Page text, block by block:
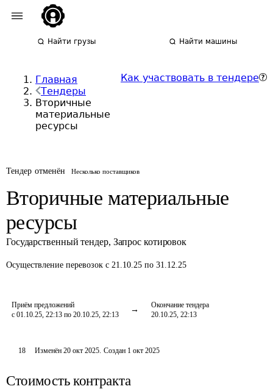
Найти грузы Найти машины
Главная
Тендеры
Вторичные
материальные
ресурсы
Как участвовать в тендере
Тендер отменён Несколько поставщиков
Вторичные материальные
ресурсы
Государственный тендер, Запрос котировок
Осуществление перевозок с 21.10.25 по 31.12.25
Приём предложений
с 01.10.25, 22:13 по 20.10.25, 22:13
Окончание тендера
20.10.25, 22:13
18 Изменён20 окт 2025. Создан 1 окт 2025
Стоимость контракта